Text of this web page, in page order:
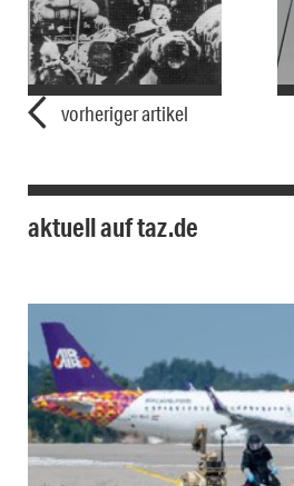
vorheriger artikel
aktuell auf taz.de